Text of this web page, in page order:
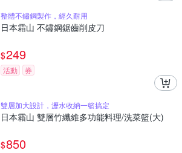
整體不鏽鋼製作，經久耐用
日本霜山 不鏽鋼鋸齒削皮刀
$249
活動 券
雙層加大設計，瀝水收納一籃搞定
日本霜山 雙層竹纖維多功能料理/洗菜籃(大)
$850